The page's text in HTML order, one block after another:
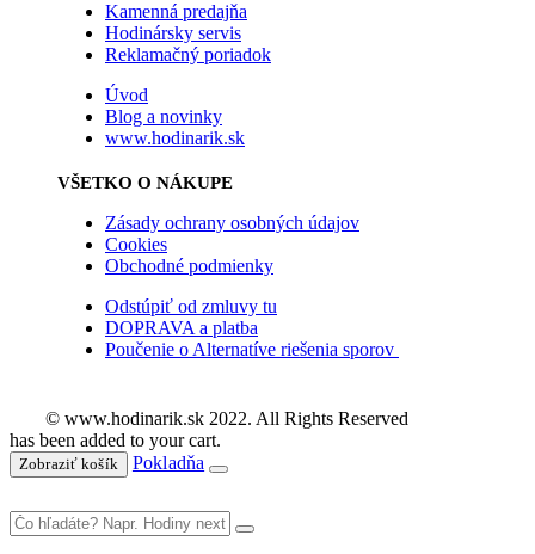
Kamenná predajňa
Hodinársky servis
Reklamačný poriadok
Úvod
Blog a novinky
www.hodinarik.sk
VŠETKO O NÁKUPE
Zásady ochrany osobných údajov
Cookies
Obchodné podmienky
Odstúpiť od zmluvy tu
DOPRAVA a platba
Poučenie o Alternatíve riešenia sporov
© www.hodinarik.sk 2022. All Rights Reserved
has been added to your cart.
Zobraziť košík Pokladňa